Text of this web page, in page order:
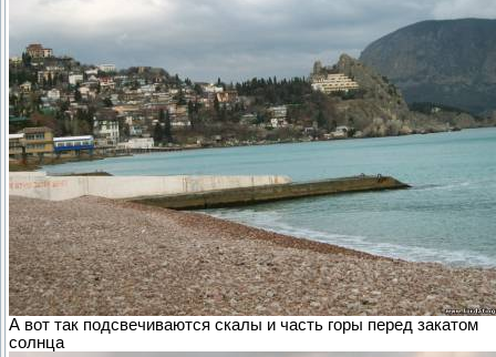
А вот так подсвечиваются скалы и часть горы перед закатом
солнца